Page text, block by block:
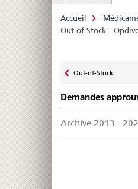
Breadcrumb
Accueil
Out-of-Stock –
zu
Out-of-Stock
Demandes
Archive 2013 -